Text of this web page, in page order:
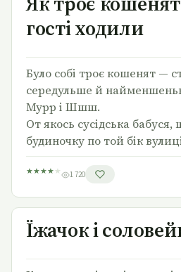
гості ходили
Було собі троє кошенят —
середульше й
Мурр і Шшш.
От якось сусідська
будиночку по той бік
★★★★ ★ 1 720
Їжачок і
Їжачок і